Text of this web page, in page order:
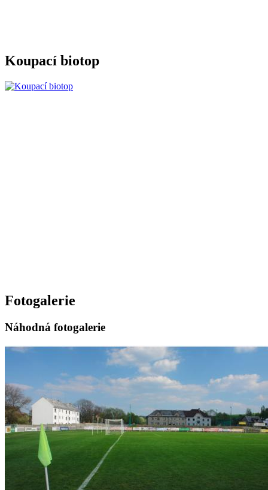
Koupací biotop
Fotogalerie
Náhodná fotogalerie